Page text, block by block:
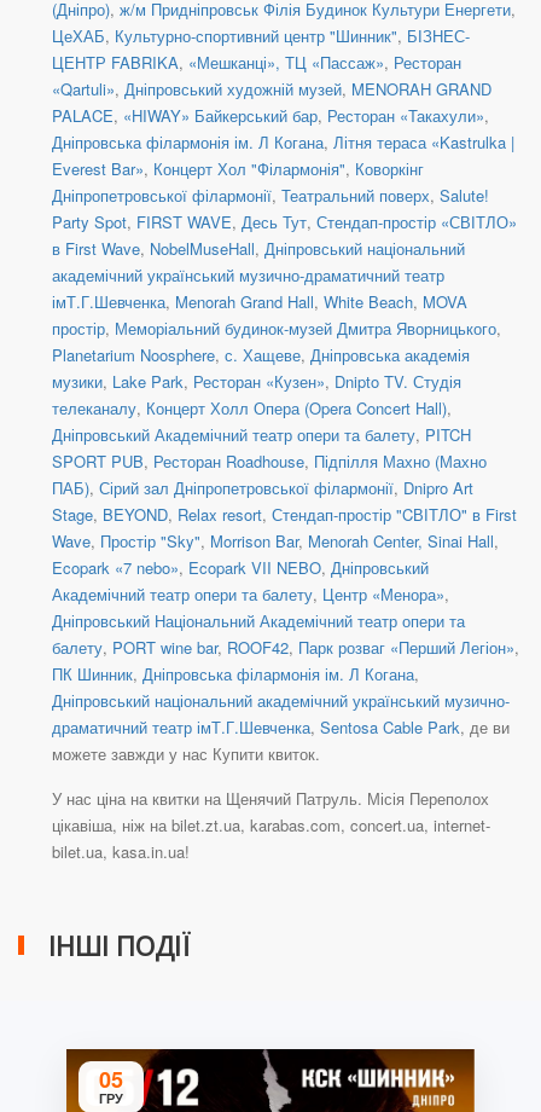
(Дніпро), ж/м Придніпровськ Філія Будинок Культури Енергети,
ЦеХАБ, Культурно-спортивний центр "Шинник", БІЗНЕС-
ЦЕНТР FABRIKA, «Мешканці», ТЦ «Пассаж», Ресторан
«Qartuli», Дніпровський художній музей, MENORAH GRAND
PALACE, «HIWAY» Байкерський бар, Ресторан «Такахули»,
Дніпровська філармонія ім. Л Когана, Літня тераса «Kastrulka |
Everest Bar», Концерт Хол "Філармонія", Коворкінг
Дніпропетровської філармонії, Театральний поверх, Salute!
Party Spot, FIRST WAVE, Десь Тут, Стендап-простір «СВІТЛО»
в First Wave, NobelMuseHall, Дніпровський національний
академічний український музично-драматичний театр
імТ.Г.Шевченка, Menorah Grand Hall, White Beach, MOVA
простір, Меморіальний будинок-музей Дмитра Яворницького,
Planetarium Noosphere, с. Хащеве, Дніпровська академія
музики, Lake Park, Ресторан «Кузен», Dnipto TV. Студія
телеканалу, Концерт Холл Опера (Opera Concert Hall),
Дніпровський Академічний театр опери та балету, PITCH
SPORT PUB, Ресторан Roadhouse, Підпілля Махно (Махно
ПАБ), Сірий зал Дніпропетровської філармонії, Dnipro Art
Stage, BEYOND, Relax resort, Стендап-простір "CВІТЛО" в First
Wave, Простір "Sky", Morrison Bar, Menorah Center, Sinai Hall,
Ecopark «7 nebo», Ecopark VII NEBO, Дніпровський
Академічний театр опери та балету, Центр «Менора»,
Дніпровський Національний Академічний театр опери та
балету, PORT wine bar, ROOF42, Парк розваг «Перший Легіон»,
ПК Шинник, Дніпровська філармонія ім. Л Когана,
Дніпровський національний академічний український музично-
драматичний театр імТ.Г.Шевченка, Sentosa Cable Park, де ви
можете завжди у нас Купити квиток.
У нас ціна на квитки на Щенячий Патруль. Місія Переполох
цікавіша, ніж на bilet.zt.ua, karabas.com, concert.ua, internet-
bilet.ua, kasa.in.ua!
ІНШІ ПОДІЇ
05
ГРУ